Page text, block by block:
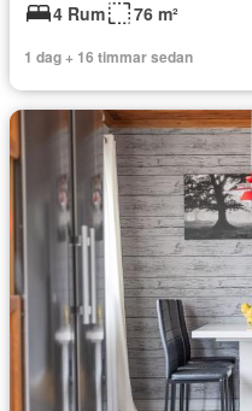
4 Rum
76 m²
1 dag + 16 timmar sedan